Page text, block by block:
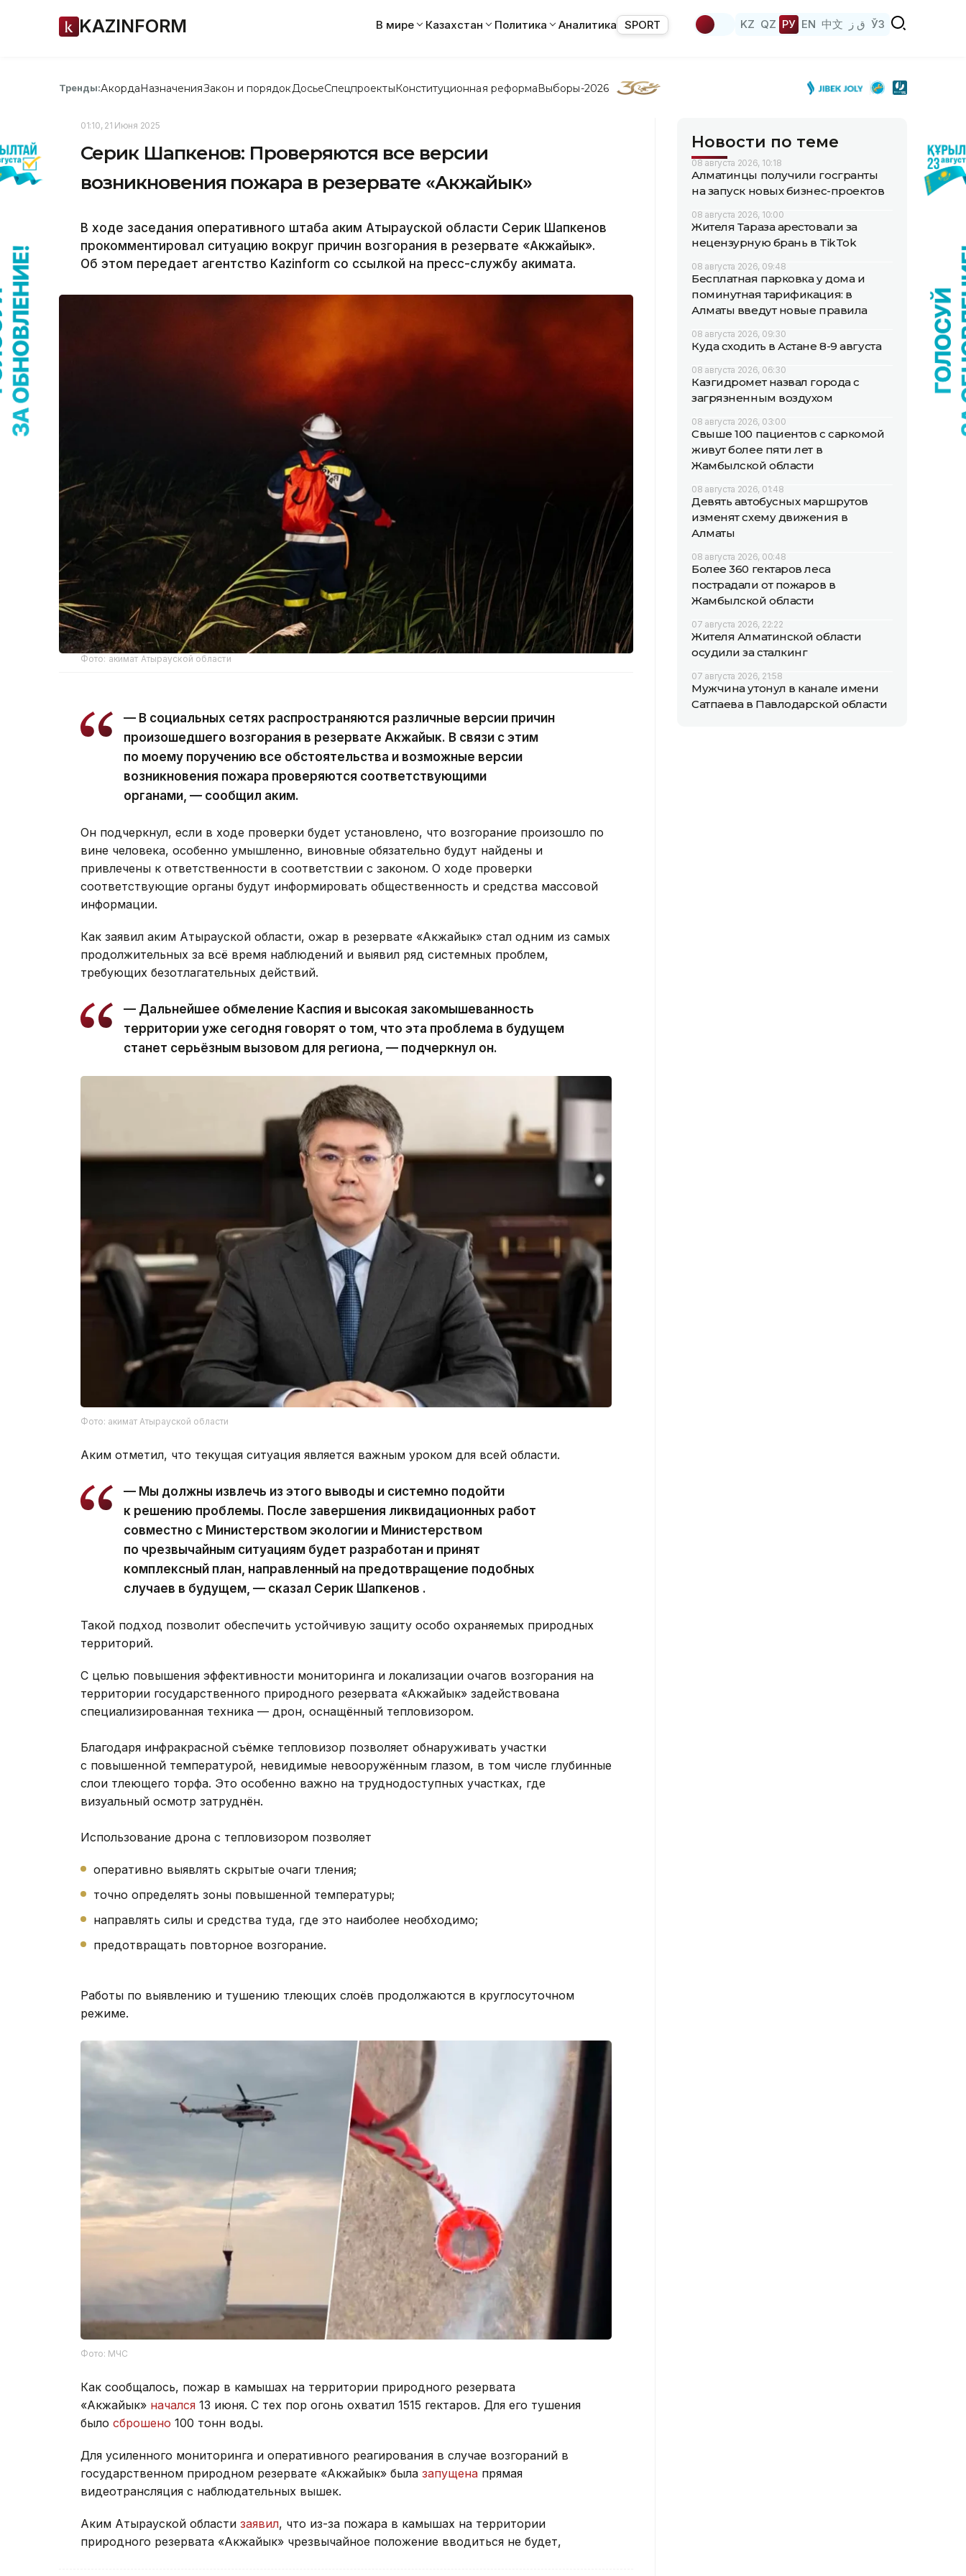
KAZINFORM В мире Казахстан Политика Аналитика SPORT KZ QZ РУ EN 中文 ق ز ЎЗ
Тренды:АкордаНазначенияЗакон и порядок ДосьеСпецпроектыКонституционная реформаВыборы-2026
01:10, 21 Июня 2025
Серик Шапкенов: Проверяются все версии
возникновения пожара в резервате «Акжайык»
В ходе заседания оперативного штаба аким Атырауской области Серик Шапкенов
прокомментировал ситуацию вокруг причин возгорания в резервате «Акжайык».
Об этом передает агентство Kazinform со ссылкой на пресс-службу акимата.
Фото: акимат Атырауской области
— В социальных сетях распространяются различные версии причин
произошедшего возгорания в резервате Акжайык. В связи с этим
по моему поручению все обстоятельства и возможные версии
возникновения пожара проверяются соответствующими
органами, — сообщил аким.
Он подчеркнул, если в ходе проверки будет установлено, что возгорание произошло по
вине человека, особенно умышленно, виновные обязательно будут найдены и
привлечены к ответственности в соответствии с законом. О ходе проверки
соответствующие органы будут информировать общественность и средства массовой
информации.
Как заявил аким Атырауской области, ожар в резервате «Акжайык» стал одним из самых
продолжительных за всё время наблюдений и выявил ряд системных проблем,
требующих безотлагательных действий.
— Дальнейшее обмеление Каспия и высокая закомышеванность
территории уже сегодня говорят о том, что эта проблема в будущем
станет серьёзным вызовом для региона, — подчеркнул он.
Фото: акимат Атырауской области
Аким отметил, что текущая ситуация является важным уроком для всей области.
— Мы должны извлечь из этого выводы и системно подойти
к решению проблемы. После завершения ликвидационных работ
совместно с Министерством экологии и Министерством
по чрезвычайным ситуациям будет разработан и принят
комплексный план, направленный на предотвращение подобных
случаев в будущем, — сказал Серик Шапкенов .
Такой подход позволит обеспечить устойчивую защиту особо охраняемых природных
территорий.
С целью повышения эффективности мониторинга и локализации очагов возгорания на
территории государственного природного резервата «Акжайык» задействована
специализированная техника — дрон, оснащённый тепловизором.
Благодаря инфракрасной съёмке тепловизор позволяет обнаруживать участки
с повышенной температурой, невидимые невооружённым глазом, в том числе глубинные
слои тлеющего торфа. Это особенно важно на труднодоступных участках, где
визуальный осмотр затруднён.
Использование дрона с тепловизором позволяет
оперативно выявлять скрытые очаги тления;
точно определять зоны повышенной температуры;
направлять силы и средства туда, где это наиболее необходимо;
предотвращать повторное возгорание.
Работы по выявлению и тушению тлеющих слоёв продолжаются в круглосуточном
режиме.
Фото: МЧС
Как сообщалось, пожар в камышах на территории природного резервата
«Акжайык» начался 13 июня. С тех пор огонь охватил 1515 гектаров. Для его тушения
было сброшено 100 тонн воды.
Для усиленного мониторинга и оперативного реагирования в случае возгораний в
государственном природном резервате «Акжайык» была запущена прямая
видеотрансляция с наблюдательных вышек.
Аким Атырауской области заявил, что из-за пожара в камышах на территории
природного резервата «Акжайык» чрезвычайное положение вводиться не будет,
Новости по теме
08 августа 2026, 10:18
Алматинцы получили госгранты
на запуск новых бизнес-проектов
08 августа 2026, 10:00
Жителя Тараза арестовали за
нецензурную брань в TikTok
08 августа 2026, 09:48
Бесплатная парковка у дома и
поминутная тарификация: в
Алматы введут новые правила
08 августа 2026, 09:30
Куда сходить в Астане 8-9 августа
08 августа 2026, 06:30
Казгидромет назвал города с
загрязненным воздухом
08 августа 2026, 03:00
Свыше 100 пациентов с саркомой
живут более пяти лет в
Жамбылской области
08 августа 2026, 01:48
Девять автобусных маршрутов
изменят схему движения в
Алматы
08 августа 2026, 00:48
Более 360 гектаров леса
пострадали от пожаров в
Жамбылской области
07 августа 2026, 22:22
Жителя Алматинской области
осудили за сталкинг
07 августа 2026, 21:58
Мужчина утонул в канале имени
Сатпаева в Павлодарской области